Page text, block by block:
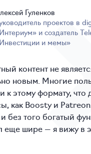
Гуленков
и создатель
и мемы»
контент не
новым. Многие
к этому формату, что
как Boosty и
без того богатый
еще шире — я вижу в